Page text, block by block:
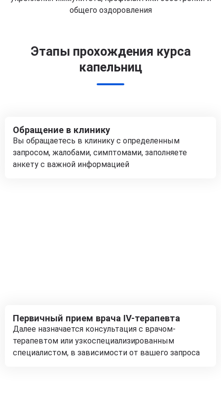
общего оздоровления
Этапы прохождения курса
капельниц
Обращение в клинику
Вы обращаетесь в клинику с определенным
запросом, жалобами, симптомами, заполняете
анкету с важной информацией
Первичный прием врача IV-терапевта
Далее назначается консультация с врачом-
терапевтом или узкоспециализированным
специалистом, в зависимости от вашего запроса